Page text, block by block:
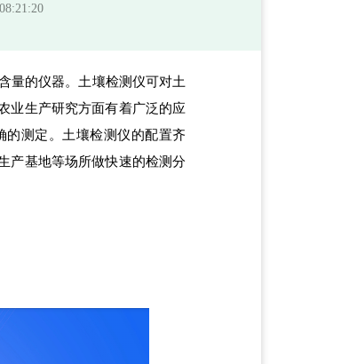
量的仪器。土壤检测仪可对土
业生产研究方面有着广泛的应
的测定。土壤检测仪的配置齐
产基地等场所做快速的检测分